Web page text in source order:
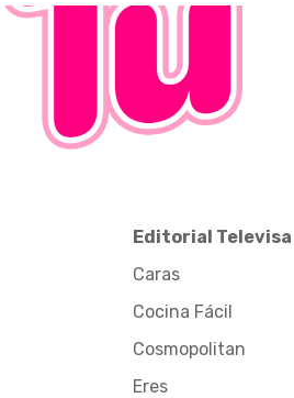
Editorial Televisa
Caras
Cocina Fácil
Cosmopolitan
Eres